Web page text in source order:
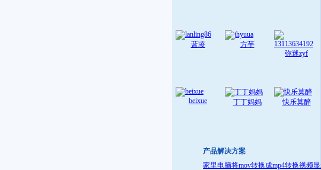
蓝凌
方芋
弥迷zyf
beixue 丁丁妈妈 快乐莫醉
产品解决方案
家里电脑将mov转换成mp4转换视频